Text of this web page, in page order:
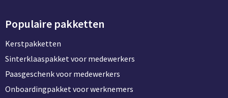
Populaire pakketten
Kerstpakketten
Sinterklaaspakket voor medewerkers
Paasgeschenk voor medewerkers
Onboardingpakket voor werknemers